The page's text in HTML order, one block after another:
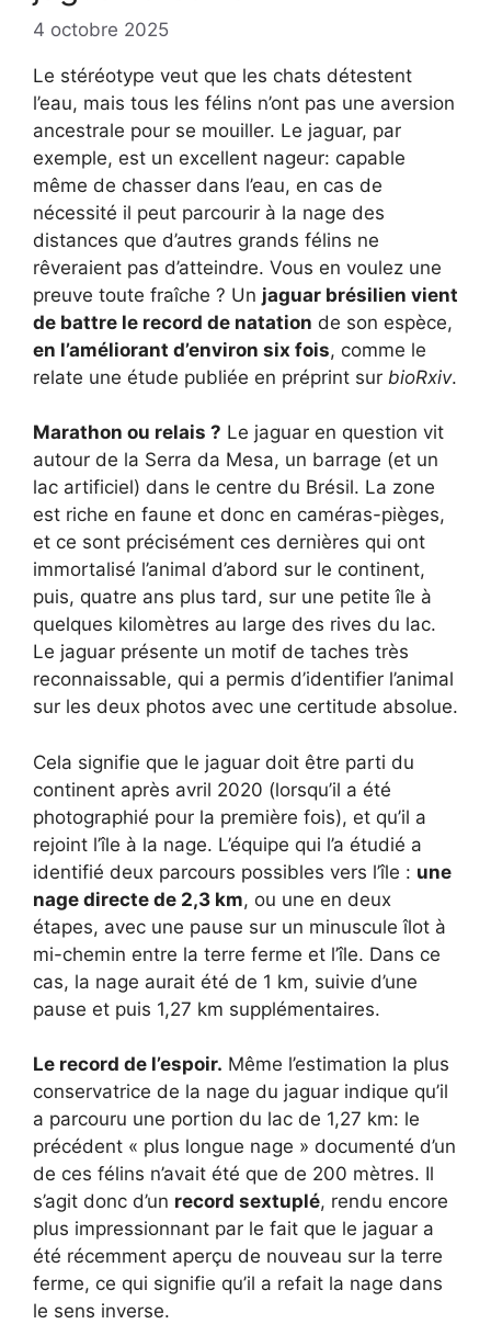
4 octobre 2025
Le stéréotype veut que les chats détestent
l’eau, mais tous les félins n’ont pas une aversion
ancestrale pour se mouiller. Le jaguar, par
exemple, est un excellent nageur: capable
même de chasser dans l’eau, en cas de
nécessité il peut parcourir à la nage des
distances que d’autres grands félins ne
rêveraient pas d’atteindre. Vous en voulez une
preuve toute fraîche ? Un jaguar brésilien vient
de battre le record de natation de son espèce,
en l’améliorant d’environ six fois, comme le
relate une étude publiée en préprint sur bioRxiv.
Marathon ou relais ? Le jaguar en question vit
autour de la Serra da Mesa, un barrage (et un
lac artificiel) dans le centre du Brésil. La zone
est riche en faune et donc en caméras-pièges,
et ce sont précisément ces dernières qui ont
immortalisé l’animal d’abord sur le continent,
puis, quatre ans plus tard, sur une petite île à
quelques kilomètres au large des rives du lac.
Le jaguar présente un motif de taches très
reconnaissable, qui a permis d’identifier l’animal
sur les deux photos avec une certitude absolue.
Cela signifie que le jaguar doit être parti du
continent après avril 2020 (lorsqu’il a été
photographié pour la première fois), et qu’il a
rejoint l’île à la nage. L’équipe qui l’a étudié a
identifié deux parcours possibles vers l’île : une
nage directe de 2,3 km, ou une en deux
étapes, avec une pause sur un minuscule îlot à
mi-chemin entre la terre ferme et l’île. Dans ce
cas, la nage aurait été de 1 km, suivie d’une
pause et puis 1,27 km supplémentaires.
Le record de l’espoir. Même l’estimation la plus
conservatrice de la nage du jaguar indique qu’il
a parcouru une portion du lac de 1,27 km: le
précédent « plus longue nage » documenté d’un
de ces félins n’avait été que de 200 mètres. Il
s’agit donc d’un record sextuplé, rendu encore
plus impressionnant par le fait que le jaguar a
été récemment aperçu de nouveau sur la terre
ferme, ce qui signifie qu’il a refait la nage dans
le sens inverse.